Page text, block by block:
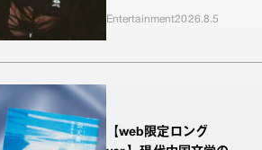
上等』シーズン2、新
Entertainment2026.8.5
【web限定ロング